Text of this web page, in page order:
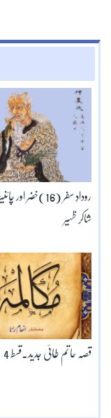
رودادِ سفر (16)خضر
شاکر ظہیر
قصہ حاتم طائی جدید۔قسط 4